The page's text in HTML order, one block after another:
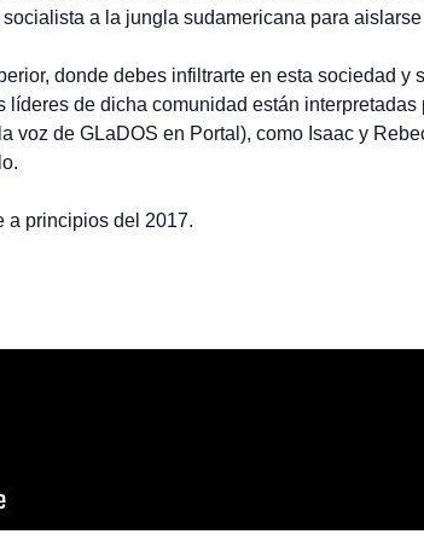
a la jungla sudamericana para
donde debes infiltrarte en esta sociedad
de dicha comunidad están
voz de GLaDOS en Portal), como Isaac y
a principios del 2017.